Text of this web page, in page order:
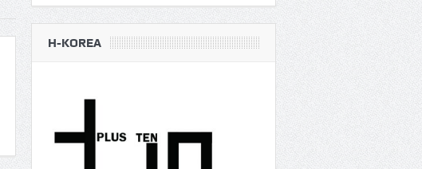
H-KOREA